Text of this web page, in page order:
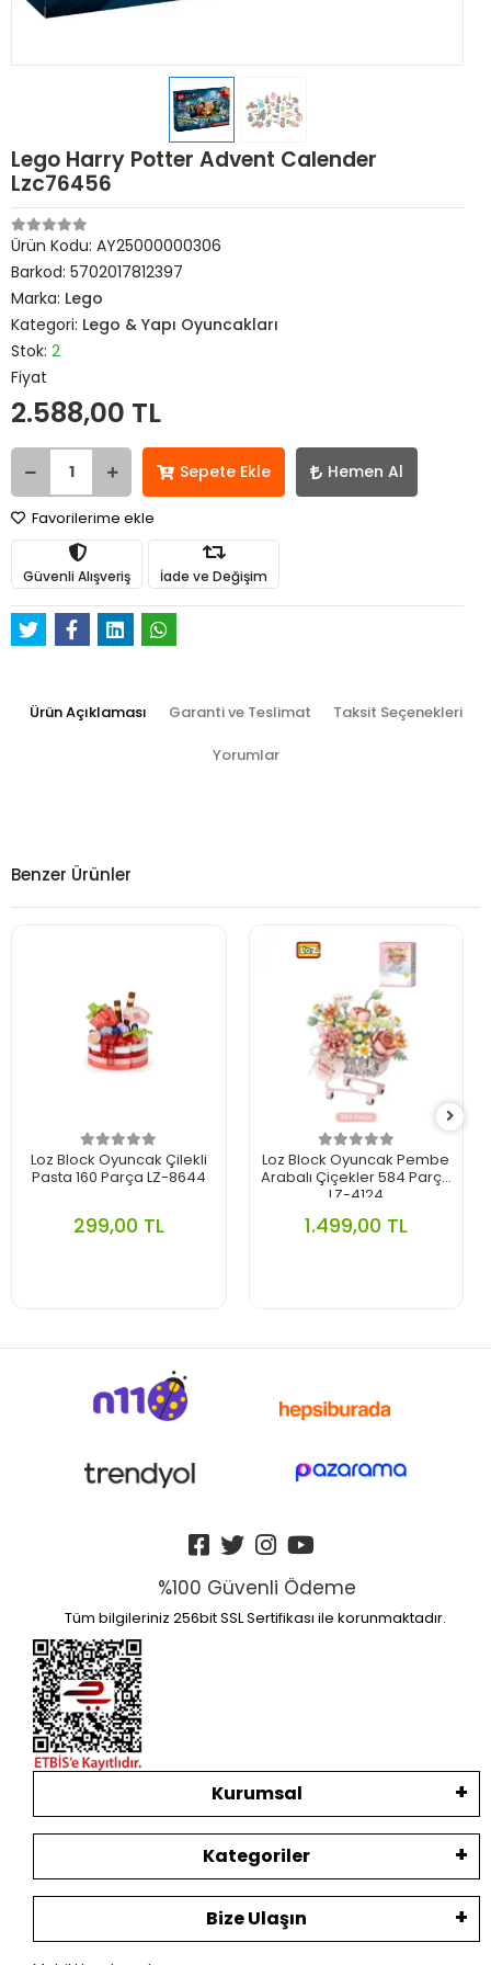
Lego Harry Potter Advent Calender
Lzc76456
Ürün Kodu: AY25000000306
Barkod: 5702017812397
Marka: Lego
Kategori: Lego & Yapı Oyuncakları
Stok: 2
Fiyat
2.588,00 TL
Sepete Ekle Hemen Al
Favorilerime ekle
Güvenli Alışveriş İade ve Değişim
Ürün Açıklaması Garanti ve Teslimat Taksit Seçenekleri
Yorumlar
Benzer Ürünler
Loz Block Oyuncak Çilekli
Pasta 160 Parça LZ-8644
299,00 TL
Loz Block Oyuncak Pembe
Arabalı Çiçekler 584 Parça
LZ-4124
1.499,00 TL
%100 Güvenli Ödeme
Tüm bilgileriniz 256bit SSL Sertifikası ile korunmaktadır.
Kurumsal
Kategoriler
Bize Ulaşın